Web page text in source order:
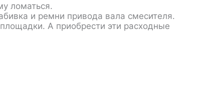
ломаться.
и ремни привода вала смесителя.
А приобрести эти расходные